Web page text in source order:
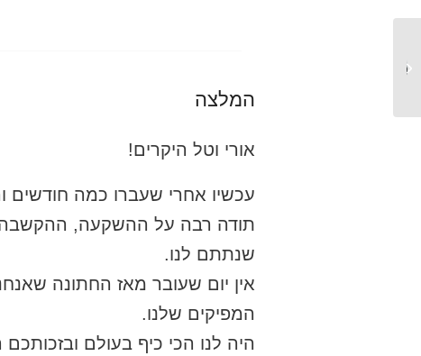
המלצה
אורי וטל היקרים!
עכשיו אחרי שעברו כמה חודשים
תודה רבה על ההשקעה,
שנתתם לנו.
אין יום שעובר מאז החתונה
המפיקים שלנו.
היה לנו הכי כיף בעולם ובזכותכם